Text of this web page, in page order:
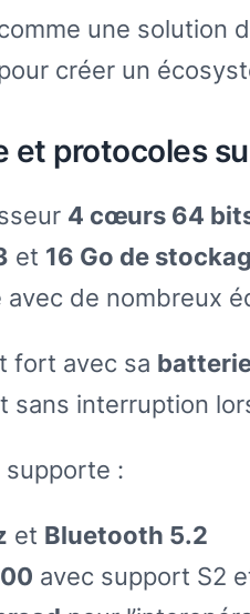
une solution
créer un
et protocoles
4 cœurs 64
et 16 Go de
avec de nombreux
fort avec sa
interruption
supporte :
et Bluetooth 5.2
avec support S2